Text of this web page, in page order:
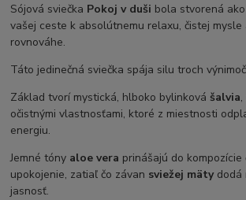
Sójová sviečka Pokoj v duši bola stvorená
vašej ceste k absolútnemu relaxu, čistej mysle
rovnováhe.
Táto jedinečná sviečka spája silu troch
Základ tvorí mystická, hlboko bylinková šalvia
očistnými vlastnosťami, ktoré z miestnosti
energiu.
Jemné tóny aloe vera prinášajú do kompozície
upokojenie, zatiaľ čo závan sviežej mätydodá
jasnosť.